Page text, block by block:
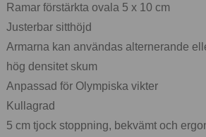
Ramar förstärkta ovala 5 x 10 cm
Justerbar sitthöjd
Armarna kan användas alternerande
hög densitet skum
Anpassad för Olympiska vikter
Kullagrad
5 cm tjock stoppning, bekvämt och